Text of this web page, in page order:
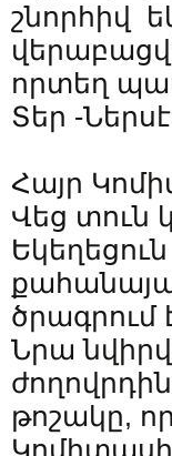
շնորհիվ
որտեղ
Տեր -
Հայր
Վեց տուն
ծրագրում
Նրա
թոշակը,
Կոմիտասի